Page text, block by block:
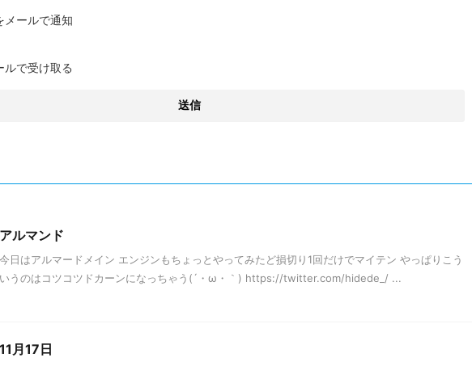
メールで通知
ルで受け取る
アルマンド
今日はアルマードメイン エンジンもちょっとやってみたど損切り1回だけでマイテン やっぱりこう
いうのはコツコツドカーンになっちゃう(´・ω・｀) https://twitter.com/hidede_/ ...
11月17日